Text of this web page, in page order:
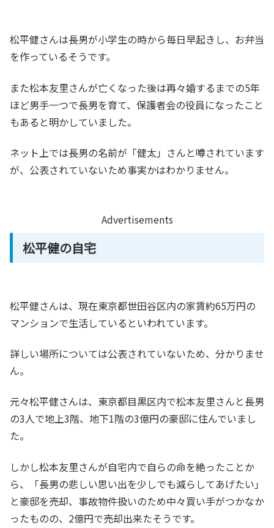
松平健さんは長男が小学生の時から毎日早起きし、お弁当
を作っているそうです。
また松本友里さんが亡くなった後は再々婚するまでの5年
ほど男手一つで長男を育て、保護者会の役員になったこと
もあると明かしていました。
ネット上では長男の名前が「健太」さんと噂されています
が、公表されていないため事実かはわかりません。
Advertisements
松平健の自宅
松平健さんは、現在東京都世田谷区内の家賃約65万円の
マンションで生活しているといわれています。
詳しい場所については公表されていないため、分かりませ
ん。
元々松平健さんは、東京都目黒区内で松本友里さんと長男
の3人で地上3階、地下1階の3億円の豪邸に住んでいまし
た。
しかし松本友里さんが自宅内で自らの命を絶ったことか
ら、「長男の悲しい思い出を少しでも減らしてあげたい」
と豪邸を売却、事故物件扱いのため中々買い手がつかなか
ったものの、2億円で売却出来たそうです。